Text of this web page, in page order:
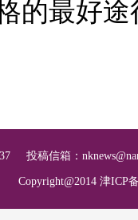
的最好途
投稿信箱：
Copyright@2014 津ICP